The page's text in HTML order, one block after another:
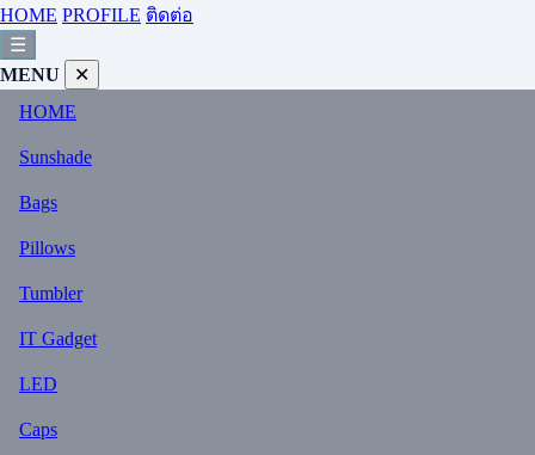
HOME PROFILE ติดต่อ
☰
MENU
✕
HOME
Sunshade
Bags
Pillows
Tumbler
IT Gadget
LED
Caps